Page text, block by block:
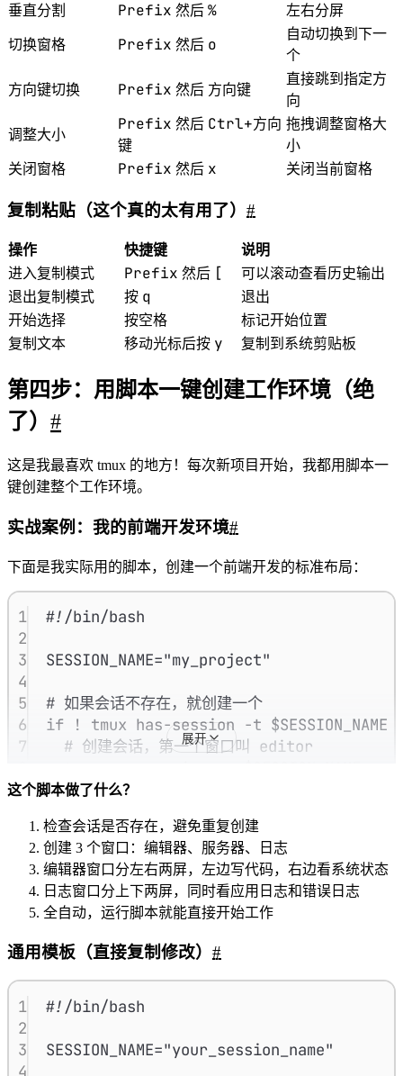
垂直分割
Prefix 然后 % 左右分屏
切换窗格 Prefix 然后 o
自动切换到下一
个
方向键切换 Prefix 然后 方向键
直接跳到指定方
向
调整大小
Prefix 然后 Ctrl+方向
键
拖拽调整窗格大
小
关闭窗格
Prefix 然后 x 关闭当前窗格
复制粘贴（这个真的太有用了） #
操作 快捷键
说明
进入复制模式
Prefix 然后 [
可以滚动查看历史输出
退出复制模式
按 q
退出
开始选择
按空格
标记开始位置
复制文本
移动光标后按 y 复制到系统剪贴板
第四步：用脚本一键创建工作环境（绝
了） #
这是我最喜欢 tmux 的地方！每次新项目开始，我都用脚本一
键创建整个工作环境。
实战案例：我的前端开发环境#
下面是我实际用的脚本，创建一个前端开发的标准布局：
1
#!/bin/bash
2
3
SESSION_NAME="my_project"
4
5
# 如果会话不存在，就创建一个
6
if ! tmux has-session -t $SESSION_NAME
7
# 创建会话，第一个窗口叫 editor
9
tmux split-window -h -t
# 左边窗格开 vim，右边窗格开 htop
tmux send-keys -t $SESSION_NAME:1.1
tmux send-keys -t $SESSION_NAME
16
17
# 创建第二个窗口，运行开发服务器
18
tmux new-window -t $SESSION_NAME:2 -n
19
tmux send-keys
20
21
# 创建第三个窗口，查看日志
22
展开
这个脚本做了什么？
检查会话是否存在，避免重复创建
创建 3 个窗口：编辑器、服务器、日志
编辑器窗口分左右两屏，左边写代码，右边看系统状态
日志窗口分上下两屏，同时看应用日志和错误日志
全自动，运行脚本就能直接开始工作
通用模板（直接复制修改） #
1
#!/bin/bash
2
3
SESSION_NAME="your_session_name"
4